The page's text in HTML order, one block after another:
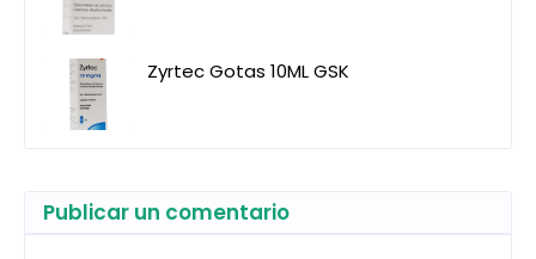
Zyrtec Gotas 10ML GSK
Publicar un comentario